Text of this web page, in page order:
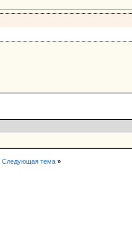
Следующая тема »